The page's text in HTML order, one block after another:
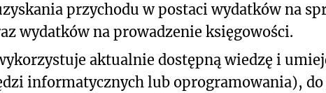
przychodu w postaci wydatków na
wydatków na prowadzenie księgowości.
aktualnie dostępną wiedzę i
informatycznych lub oprogramowania),